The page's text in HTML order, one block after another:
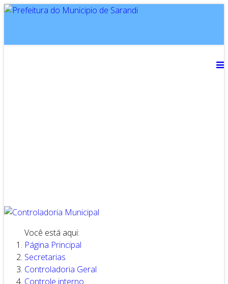
Você está aqui:
Página Principal
Secretarias
Controladoria Geral
Controle interno